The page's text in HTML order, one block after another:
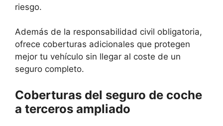
riesgo.
Además de la responsabilidad civil obligatoria,
ofrece coberturas adicionales que protegen
mejor tu vehículo sin llegar al coste de un
seguro completo.
Coberturas del seguro de coche
a terceros ampliado